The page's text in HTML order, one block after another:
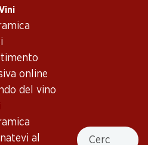
online
del vino
al
Cercare
Imballaggio
Cinsault
IGP
Rossiglione , 2025